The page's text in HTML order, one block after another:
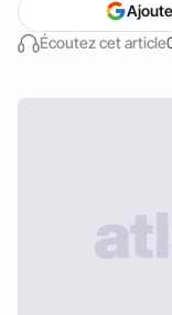
Écoutez cet article